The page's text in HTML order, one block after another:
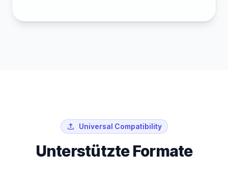
Universal Compatibility
Unterstützte Formate